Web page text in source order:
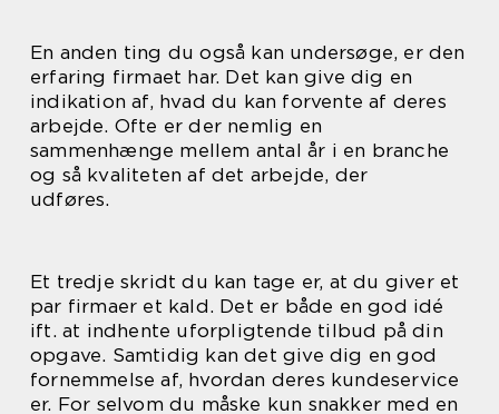
En anden ting du også kan undersøge, er den
erfaring firmaet har. Det kan give dig en
indikation af, hvad du kan forvente af deres
arbejde. Ofte er der nemlig en
sammenhænge mellem antal år i en branche
og så kvaliteten af det arbejde, der
udføres.
Et tredje skridt du kan tage er, at du giver et
par firmaer et kald. Det er både en god idé
ift. at indhente uforpligtende tilbud på din
opgave. Samtidig kan det give dig en god
fornemmelse af, hvordan deres kundeservice
er. For selvom du måske kun snakker med en